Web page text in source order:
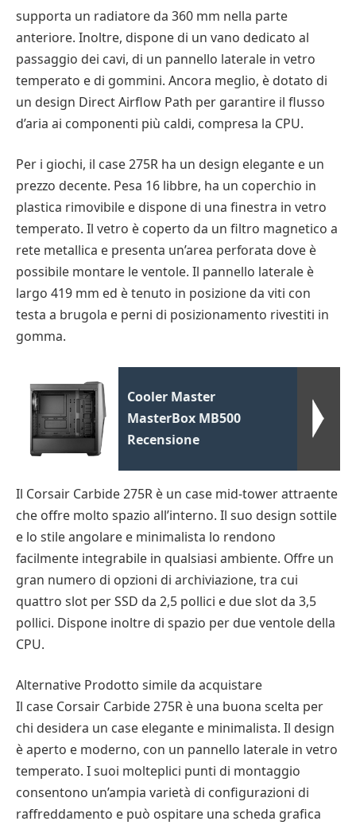
supporta un radiatore da 360 mm nella parte
anteriore. Inoltre, dispone di un vano dedicato al
passaggio dei cavi, di un pannello laterale in vetro
temperato e di gommini. Ancora meglio, è dotato di
un design Direct Airflow Path per garantire il flusso
d’aria ai componenti più caldi, compresa la CPU.
Per i giochi, il case 275R ha un design elegante e un
prezzo decente. Pesa 16 libbre, ha un coperchio in
plastica rimovibile e dispone di una finestra in vetro
temperato. Il vetro è coperto da un filtro magnetico a
rete metallica e presenta un’area perforata dove è
possibile montare le ventole. Il pannello laterale è
largo 419 mm ed è tenuto in posizione da viti con
testa a brugola e perni di posizionamento rivestiti in
gomma.
Cooler Master
MasterBox MB500
Recensione
Il Corsair Carbide 275R è un case mid-tower attraente
che offre molto spazio all’interno. Il suo design sottile
e lo stile angolare e minimalista lo rendono
facilmente integrabile in qualsiasi ambiente. Offre un
gran numero di opzioni di archiviazione, tra cui
quattro slot per SSD da 2,5 pollici e due slot da 3,5
pollici. Dispone inoltre di spazio per due ventole della
CPU.
Alternative Prodotto simile da acquistare
Il case Corsair Carbide 275R è una buona scelta per
chi desidera un case elegante e minimalista. Il design
è aperto e moderno, con un pannello laterale in vetro
temperato. I suoi molteplici punti di montaggio
consentono un’ampia varietà di configurazioni di
raffreddamento e può ospitare una scheda grafica